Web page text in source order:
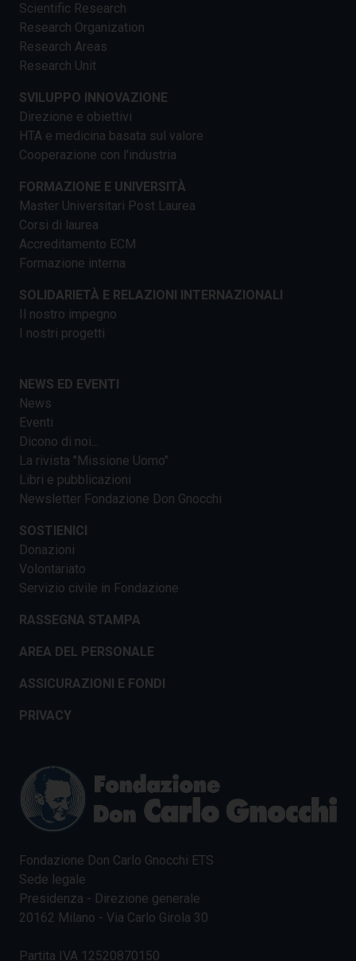
Scientific Research
Research Organization
Research Areas
Research Unit
SVILUPPO INNOVAZIONE
Direzione e obiettivi
HTA e medicina basata sul valore
Cooperazione con l'industria
FORMAZIONE E UNIVERSITÀ
Master Universitari Post Laurea
Corsi di laurea
Accreditamento ECM
Formazione interna
SOLIDARIETÀ E RELAZIONI INTERNAZIONALI
Il nostro impegno
I nostri progetti
NEWS ED EVENTI
News
Eventi
Dicono di noi...
La rivista "Missione Uomo"
Libri e pubblicazioni
Newsletter Fondazione Don Gnocchi
SOSTIENICI
Donazioni
Volontariato
Servizio civile in Fondazione
RASSEGNA STAMPA
AREA DEL PERSONALE
ASSICURAZIONI E FONDI
PRIVACY
Fondazione Don Carlo Gnocchi ETS
Sede legale
Presidenza - Direzione generale
20162 Milano - Via Carlo Girola 30
Partita IVA 12520870150